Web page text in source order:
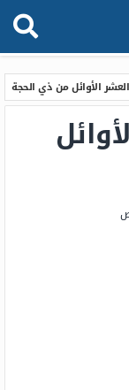
الأوائل من ذي الحجة